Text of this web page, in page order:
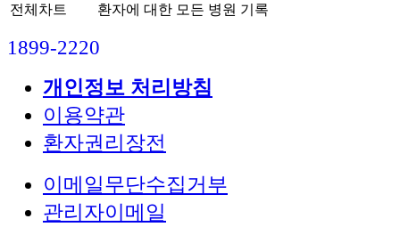
전체차트
환자에 대한 모든 병원 기록
1899-2220
개인정보 처리방침
이용약관
환자권리장전
이메일무단수집거부
관리자이메일